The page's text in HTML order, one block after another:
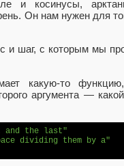
и косинусы,
Он нам нужен для
и шаг, с которым мы
какую-то
аргумента —
the last"
dividing them by a"